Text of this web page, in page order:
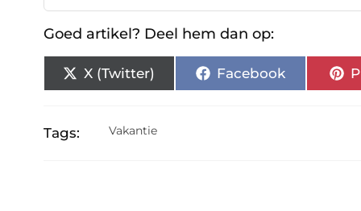
Goed artikel? Deel hem dan op:
X (Twitter) Facebook
Tags: Vakantie